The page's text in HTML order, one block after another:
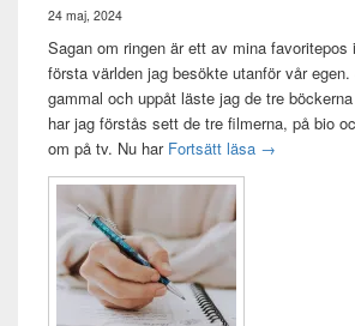
24 maj, 2024
Sagan om ringen är ett av mina
första världen jag besökte utanför vår
gammal och uppåt läste jag de tre
har jag förstås sett de tre filmerna, på bio
om på tv. Nu har Fortsätt läsa Sagan om
→